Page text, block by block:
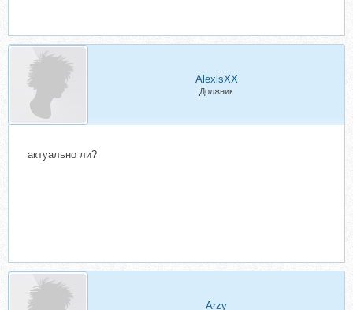
AlexisXX
Должник
актуально ли?
Arzy